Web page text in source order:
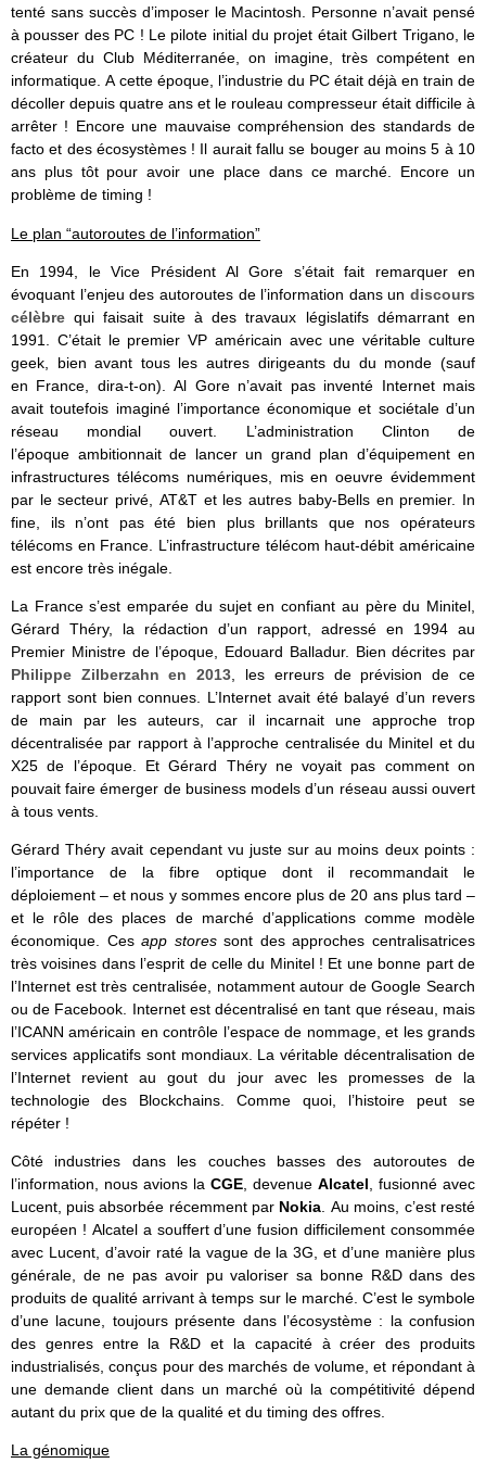
tenté sans succès d’imposer le Macintosh. Personne n’avait pensé
à pousser des PC ! Le pilote initial du projet était Gilbert Trigano, le
créateur du Club Méditerranée, on imagine, très compétent en
informatique. A cette époque, l’industrie du PC était déjà en train de
décoller depuis quatre ans et le rouleau compresseur était difficile à
arrêter ! Encore une mauvaise compréhension des standards de
facto et des écosystèmes ! Il aurait fallu se bouger au moins 5 à 10
ans plus tôt pour avoir une place dans ce marché. Encore un
problème de timing !
Le plan “autoroutes de l’information”
En 1994, le Vice Président Al Gore s’était fait remarquer en
évoquant l’enjeu des autoroutes de l’information dans un discours
célèbre qui faisait suite à des travaux législatifs démarrant en
1991. C’était le premier VP américain avec une véritable culture
geek, bien avant tous les autres dirigeants du du monde (sauf
en France, dira-t-on). Al Gore n’avait pas inventé Internet mais
avait toutefois imaginé l’importance économique et sociétale d’un
réseau mondial ouvert. L’administration Clinton de
l’époque ambitionnait de lancer un grand plan d’équipement en
infrastructures télécoms numériques, mis en oeuvre évidemment
par le secteur privé, AT&T et les autres baby-Bells en premier. In
fine, ils n’ont pas été bien plus brillants que nos opérateurs
télécoms en France. L’infrastructure télécom haut-débit américaine
est encore très inégale.
La France s’est emparée du sujet en confiant au père du Minitel,
Gérard Théry, la rédaction d’un rapport, adressé en 1994 au
Premier Ministre de l’époque, Edouard Balladur. Bien décrites par
Philippe Zilberzahn en 2013 , les erreurs de prévision de ce
rapport sont bien connues. L’Internet avait été balayé d’un revers
de main par les auteurs, car il incarnait une approche trop
décentralisée par rapport à l’approche centralisée du Minitel et du
X25 de l’époque. Et Gérard Théry ne voyait pas comment on
pouvait faire émerger de business models d’un réseau aussi ouvert
à tous vents.
Gérard Théry avait cependant vu juste sur au moins deux points :
l’importance de la fibre optique dont il recommandait le
déploiement – et nous y sommes encore plus de 20 ans plus tard –
et le rôle des places de marché d’applications comme modèle
économique. Ces app stores sont des approches centralisatrices
très voisines dans l’esprit de celle du Minitel ! Et une bonne part de
l’Internet est très centralisée, notamment autour de Google Search
ou de Facebook. Internet est décentralisé en tant que réseau, mais
l’ICANN américain en contrôle l’espace de nommage, et les grands
services applicatifs sont mondiaux. La véritable décentralisation de
l’Internet revient au gout du jour avec les promesses de la
technologie des Blockchains. Comme quoi, l’histoire peut se
répéter !
Côté industries dans les couches basses des autoroutes de
l’information, nous avions la CGE , devenue Alcatel , fusionné avec
Lucent, puis absorbée récemment par Nokia . Au moins, c’est resté
européen ! Alcatel a souffert d’une fusion difficilement consommée
avec Lucent, d’avoir raté la vague de la 3G, et d’une manière plus
générale, de ne pas avoir pu valoriser sa bonne R&D dans des
produits de qualité arrivant à temps sur le marché. C’est le symbole
d’une lacune, toujours présente dans l’écosystème : la confusion
des genres entre la R&D et la capacité à créer des produits
industrialisés, conçus pour des marchés de volume, et répondant à
une demande client dans un marché où la compétitivité dépend
autant du prix que de la qualité et du timing des offres.
La génomique